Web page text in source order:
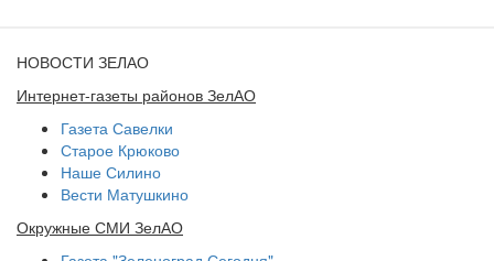
НОВОСТИ ЗЕЛАО
Интернет-газеты районов ЗелАО
Газета Савелки
Старое Крюково
Наше Силино
Вести Матушкино
Окружные СМИ ЗелАО